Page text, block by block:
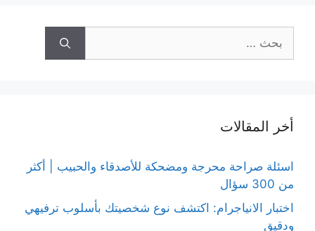
عن:
أخر المقالات
اسئلة صراحة محرجة ومضحكة للأصدقاء والحبيب | أكثر
من 300 سؤال
اختبار الانياجرام: اكتشف نوع شخصيتك بأسلوب ترفيهي
ودقيق